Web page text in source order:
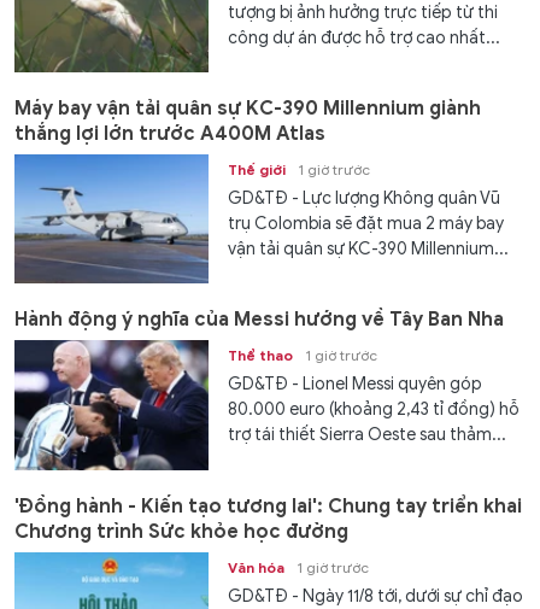
tượng bị ảnh hưởng trực tiếp từ thi
công dự án được hỗ trợ cao nhất...
Máy bay vận tải quân sự KC-390 Millennium giành
thắng lợi lớn trước A400M Atlas
Thế giới 1 giờ trước
GD&TĐ - Lực lượng Không quân Vũ
trụ Colombia sẽ đặt mua 2 máy bay
vận tải quân sự KC-390 Millennium...
Hành động ý nghĩa của Messi hướng về Tây Ban Nha
Thể thao 1 giờ trước
GD&TĐ - Lionel Messi quyên góp
80.000 euro (khoảng 2,43 tỉ đồng) hỗ
trợ tái thiết Sierra Oeste sau thảm...
'Đồng hành - Kiến tạo tương lai': Chung tay triển khai
Chương trình Sức khỏe học đường
Văn hóa 1 giờ trước
GD&TĐ - Ngày 11/8 tới, dưới sự chỉ đạo